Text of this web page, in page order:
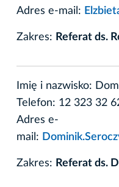
Adres e-mail:
Zakres: Referat ds.
Imię i nazwisko:
Telefon: 12 323 32
Adres e-
mail:
Zakres: Referat ds.